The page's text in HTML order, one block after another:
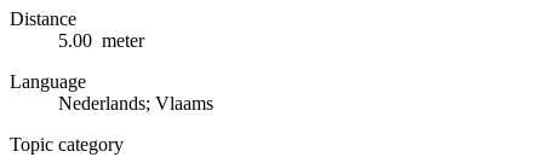
Distance
5.00 meter
Language
Nederlands; Vlaams
Topic category